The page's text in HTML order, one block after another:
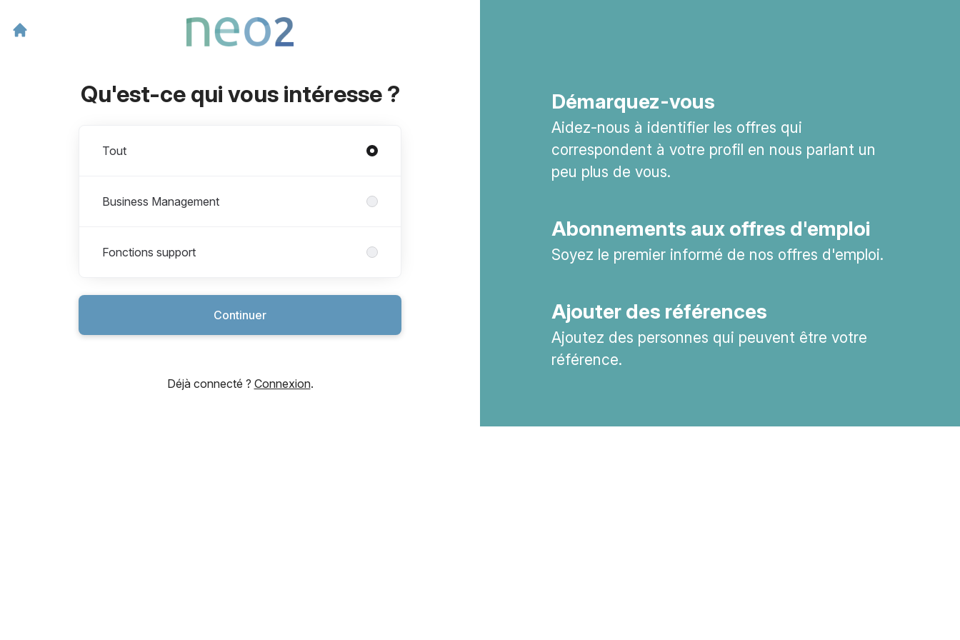
Qu'est-ce qui vous intéresse ?
Tout
Business Management
Fonctions support
Continuer
Déjà connecté ? Connexion.
Démarquez-vous
Aidez-nous à identifier les offres qui
correspondent à votre profil en nous parlant un
peu plus de vous.
Abonnements aux offres d'emploi
Soyez le premier informé de nos offres d'emploi.
Ajouter des références
Ajoutez des personnes qui peuvent être votre
référence.